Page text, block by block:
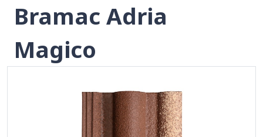
Bramac Adria
Magico